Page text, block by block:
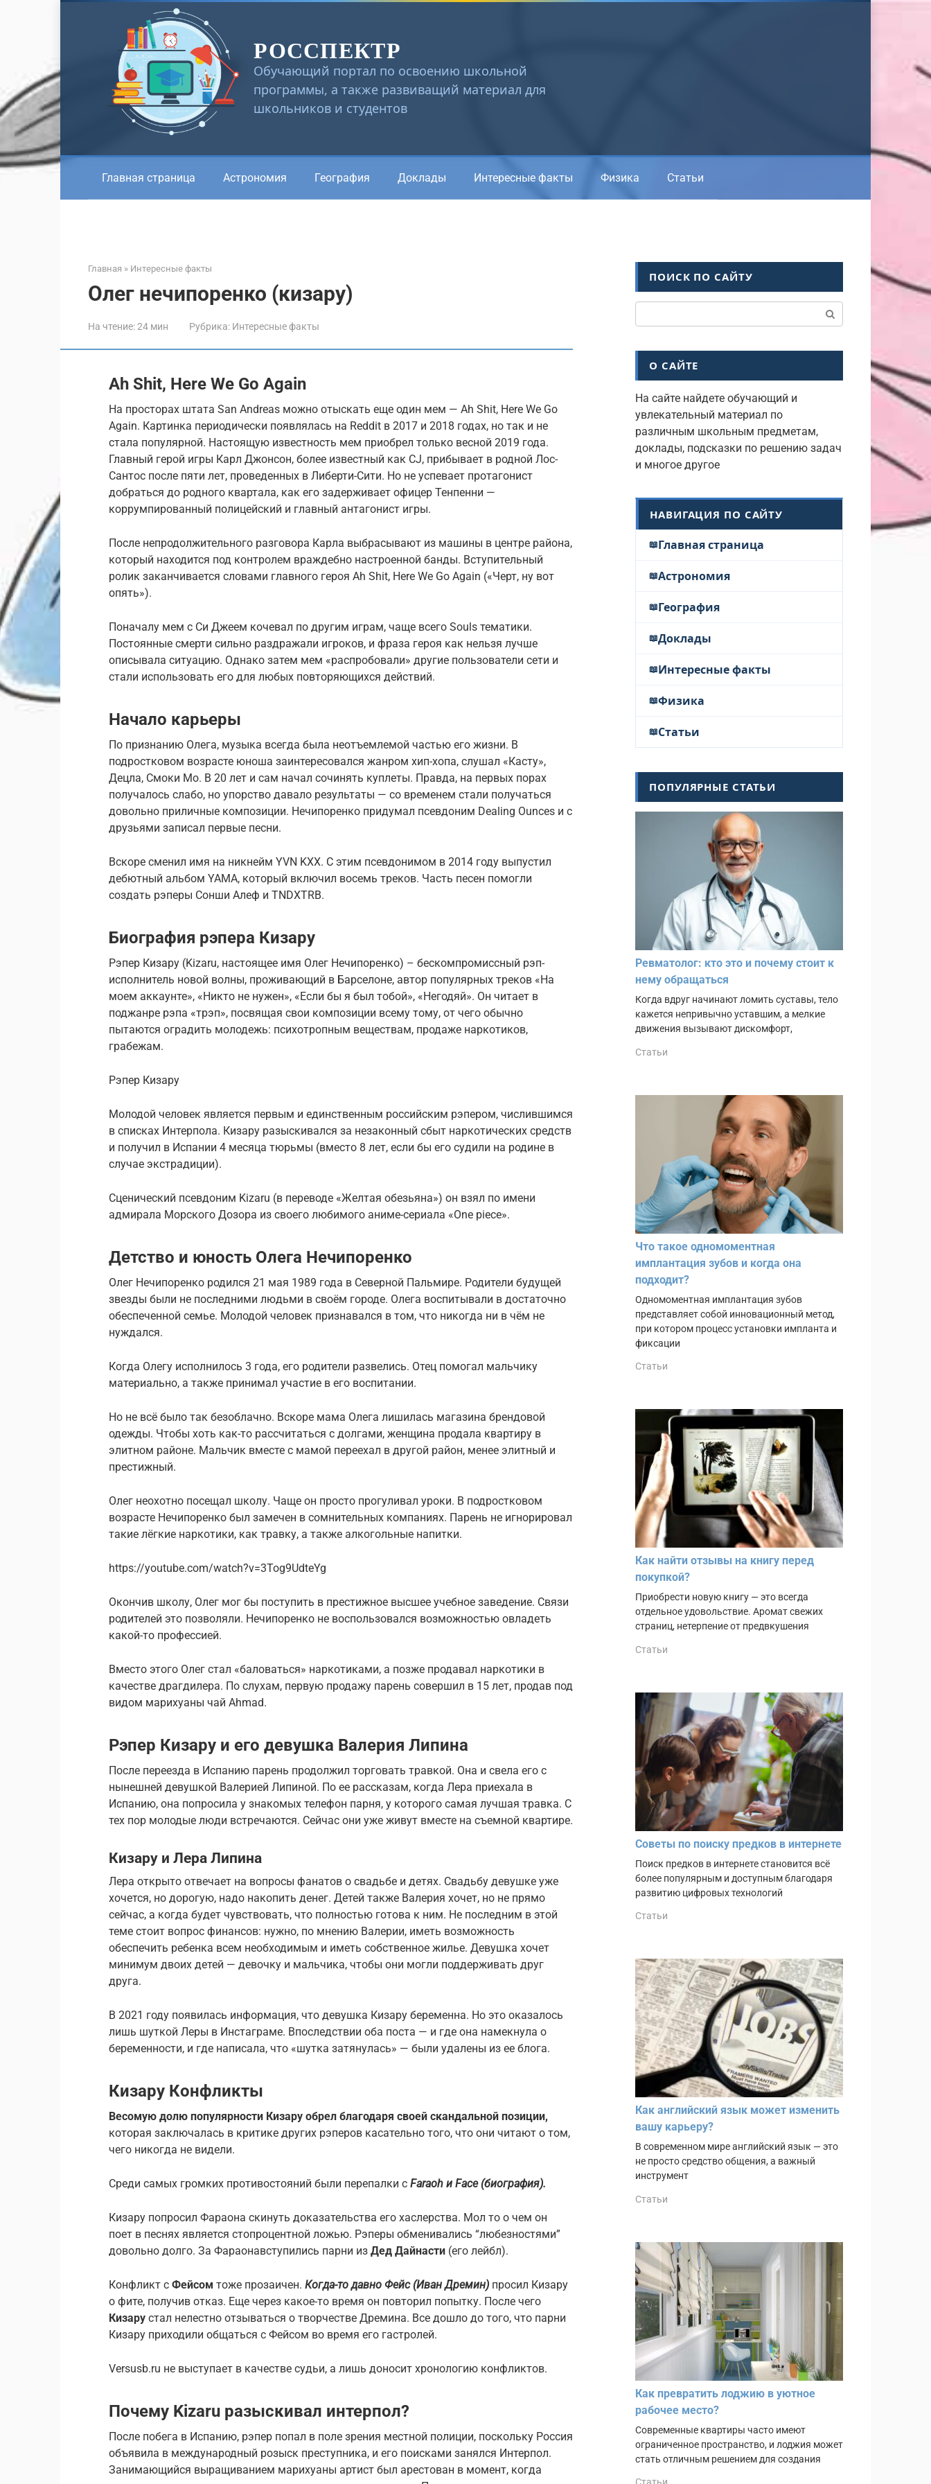
РОССПЕКТР
Обучающий портал по освоению школьной
программы, а также развиващий материал для
школьников и студентов
Главная страница Астрономия География Доклады Интересные факты Физика Статьи
Главная » Интересные факты
Олег нечипоренко (кизару)
На чтение:24 мин Рубрика: Интересные факты
Ah Shit, Here We Go Again
На просторах штата San Andreas можно отыскать еще один мем — Ah Shit, Here We Go
Again. Картинка периодически появлялась на Reddit в 2017 и 2018 годах, но так и не
стала популярной. Настоящую известность мем приобрел только весной 2019 года.
Главный герой игры Карл Джонсон, более известный как CJ, прибывает в родной Лос-
Сантос после пяти лет, проведенных в Либерти-Сити. Но не успевает протагонист
добраться до родного квартала, как его задерживает офицер Тенпенни —
коррумпированный полицейский и главный антагонист игры.
После непродолжительного разговора Карла выбрасывают из машины в центре района,
который находится под контролем враждебно настроенной банды. Вступительный
ролик заканчивается словами главного героя Ah Shit, Here We Go Again («Черт, ну вот
опять»).
Поначалу мем с Си Джеем кочевал по другим играм, чаще всего Souls тематики.
Постоянные смерти сильно раздражали игроков, и фраза героя как нельзя лучше
описывала ситуацию. Однако затем мем «распробовали» другие пользователи сети и
стали использовать его для любых повторяющихся действий.
Начало карьеры
По признанию Олега, музыка всегда была неотъемлемой частью его жизни. В
подростковом возрасте юноша заинтересовался жанром хип-хопа, слушал «Касту»,
Децла, Смоки Мо. В 20 лет и сам начал сочинять куплеты. Правда, на первых порах
получалось слабо, но упорство давало результаты — со временем стали получаться
довольно приличные композиции. Нечипоренко придумал псевдоним Dealing Ounces и с
друзьями записал первые песни.
Вскоре сменил имя на никнейм YVN KXX. С этим псевдонимом в 2014 году выпустил
дебютный альбом YAMA, который включил восемь треков. Часть песен помогли
создать рэперы Сонши Алеф и TNDXTRB.
Биография рэпера Кизару
Рэпер Кизару (Kizaru, настоящее имя Олег Нечипоренко) – бескомпромиссный рэп-
исполнитель новой волны, проживающий в Барселоне, автор популярных треков «На
моем аккаунте», «Никто не нужен», «Если бы я был тобой», «Негодяй». Он читает в
поджанре рэпа «трэп», посвящая свои композиции всему тому, от чего обычно
пытаются оградить молодежь: психотропным веществам, продаже наркотиков,
грабежам.
Рэпер Кизару
Молодой человек является первым и единственным российским рэпером, числившимся
в списках Интерпола. Кизару разыскивался за незаконный сбыт наркотических средств
и получил в Испании 4 месяца тюрьмы (вместо 8 лет, если бы его судили на родине в
случае экстрадиции).
Сценический псевдоним Kizaru (в переводе «Желтая обезьяна») он взял по имени
адмирала Морского Дозора из своего любимого аниме-сериала «One piece».
Детство и юность Олега Нечипоренко
Олег Нечипоренко родился 21 мая 1989 года в Северной Пальмире. Родители будущей
звезды были не последними людьми в своём городе. Олега воспитывали в достаточно
обеспеченной семье. Молодой человек признавался в том, что никогда ни в чём не
нуждался.
Когда Олегу исполнилось 3 года, его родители развелись. Отец помогал мальчику
материально, а также принимал участие в его воспитании.
Но не всё было так безоблачно. Вскоре мама Олега лишилась магазина брендовой
одежды. Чтобы хоть как-то рассчитаться с долгами, женщина продала квартиру в
элитном районе. Мальчик вместе с мамой переехал в другой район, менее элитный и
престижный.
Олег неохотно посещал школу. Чаще он просто прогуливал уроки. В подростковом
возрасте Нечипоренко был замечен в сомнительных компаниях. Парень не игнорировал
такие лёгкие наркотики, как травку, а также алкогольные напитки.
https://youtube.com/watch?v=3Tog9UdteYg
Окончив школу, Олег мог бы поступить в престижное высшее учебное заведение. Связи
родителей это позволяли. Нечипоренко не воспользовался возможностью овладеть
какой-то профессией.
Вместо этого Олег стал «баловаться» наркотиками, а позже продавал наркотики в
качестве драгдилера. По слухам, первую продажу парень совершил в 15 лет, продав под
видом марихуаны чай Ahmad.
Рэпер Кизару и его девушка Валерия Липина
После переезда в Испанию парень продолжил торговать травкой. Она и свела его с
нынешней девушкой Валерией Липиной. По ее рассказам, когда Лера приехала в
Испанию, она попросила у знакомых телефон парня, у которого самая лучшая травка. С
тех пор молодые люди встречаются. Сейчас они уже живут вместе на съемной квартире.
Кизару и Лера Липина
Лера открыто отвечает на вопросы фанатов о свадьбе и детях. Свадьбу девушке уже
хочется, но дорогую, надо накопить денег. Детей также Валерия хочет, но не прямо
сейчас, а когда будет чувствовать, что полностью готова к ним. Не последним в этой
теме стоит вопрос финансов: нужно, по мнению Валерии, иметь возможность
обеспечить ребенка всем необходимым и иметь собственное жилье. Девушка хочет
минимум двоих детей — девочку и мальчика, чтобы они могли поддерживать друг
друга.
В 2021 году появилась информация, что девушка Кизару беременна. Но это оказалось
лишь шуткой Леры в Инстаграме. Впоследствии оба поста — и где она намекнула о
беременности, и где написала, что «шутка затянулась» — были удалены из ее блога.
Кизару Конфликты
Весомую долю популярности Кизару обрел благодаря своей скандальной позиции,
которая заключалась в критике других рэперов касательно того, что они читают о том,
чего никогда не видели.
Среди самых громких противостояний были перепалки с Faraoh и Face (биография).
Кизару попросил Фараона скинуть доказательства его хаслерства. Мол то о чем он
поет в песнях является стопроцентной ложью. Рэперы обменивались “любезностями”
довольно долго. За Фараонавступились парни из Дед Дайнасти (его лейбл).
Конфликт с Фейсом тоже прозаичен. Когда-то давно Фейс (Иван Дремин) просил Кизару
о фите, получив отказ. Еще через какое-то время он повторил попытку. После чего
Кизару стал нелестно отзываться о творчестве Дремина. Все дошло до того, что парни
Кизару приходили общаться с Фейсом во время его гастролей.
Versusb.ru не выступает в качестве судьи, а лишь доносит хронологию конфликтов.
Почему Kizaru разыскивал интерпол?
После побега в Испанию, рэпер попал в поле зрения местной полиции, поскольку Россия
объявила в международный розыск преступника, и его поисками занялся Интерпол.
Занимающийся выращиванием марихуаны артист был арестован в момент, когда
ПОИСК ПО САЙТУ
О САЙТЕ
На сайте найдете обучающий и
увлекательный материал по
различным школьным предметам,
доклады, подсказки по решению задач
и многое другое
НАВИГАЦИЯ ПО САЙТУ
Главная страница
Астрономия
География
Доклады
Интересные факты
Физика
Статьи
ПОПУЛЯРНЫЕ СТАТЬИ
Ревматолог: кто это и почему стоит к
нему обращаться
Когда вдруг начинают ломить суставы, тело
кажется непривычно уставшим, а мелкие
движения вызывают дискомфорт,
Статьи
Что такое одномоментная
имплантация зубов и когда она
подходит?
Одномоментная имплантация зубов
представляет собой инновационный метод,
при котором процесс установки импланта и
фиксации
Статьи
Как найти отзывы на книгу перед
покупкой?
Приобрести новую книгу — это всегда
отдельное удовольствие. Аромат свежих
страниц, нетерпение от предвкушения
Статьи
Советы по поиску предков в интернете
Поиск предков в интернете становится всё
более популярным и доступным благодаря
развитию цифровых технологий
Статьи
Как английский язык может изменить
вашу карьеру?
В современном мире английский язык — это
не просто средство общения, а важный
инструмент
Статьи
Как превратить лоджию в уютное
рабочее место?
Современные квартиры часто имеют
ограниченное пространство, и лоджия может
стать отличным решением для создания